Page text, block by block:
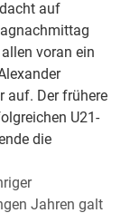
auf
voran ein
auf. Der frühere
U21-
die
Jahren galt